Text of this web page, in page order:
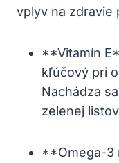
vplyv na zdravie
**Vitamín
kľúčový pri
Nachádza
zelenej
**Omega-3